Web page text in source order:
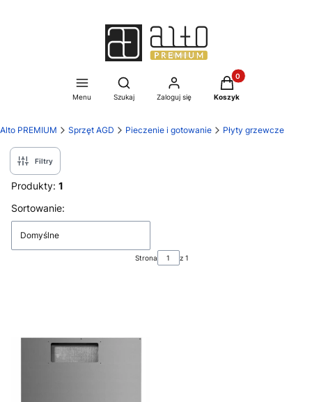
Menu
Otwórz wyszukiwarkę
Szukaj Zaloguj się
Produkty w
Koszyk
Alto PREMIUM Sprzęt AGD Pieczenie i gotowanie Płyty grzewcze
Filtry
Produkty: 1
Lista produktów
Sortowanie:
Domyślne
Strona z 1